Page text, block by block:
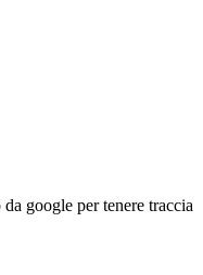
google per tenere traccia